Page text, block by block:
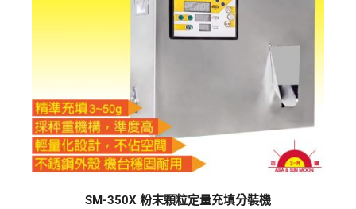
SM-350X 粉末顆粒定量充填分裝機